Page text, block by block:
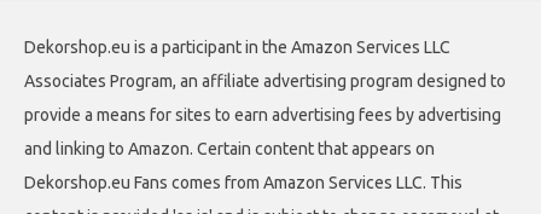
Dekorshop.eu is a participant in the Amazon Services LLC
Associates Program, an affiliate advertising program designed to
provide a means for sites to earn advertising fees by advertising
and linking to Amazon. Certain content that appears on
Dekorshop.eu Fans comes from Amazon Services LLC. This